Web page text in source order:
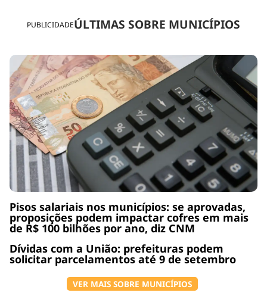
PUBLICIDADEÚLTIMAS SOBRE MUNICÍPIOS
Pisos salariais nos municípios: se aprovadas,
proposições podem impactar cofres em mais
de R$ 100 bilhões por ano, diz CNM
Dívidas com a União: prefeituras podem
solicitar parcelamentos até 9 de setembro
VER MAIS SOBRE MUNICÍPIOS